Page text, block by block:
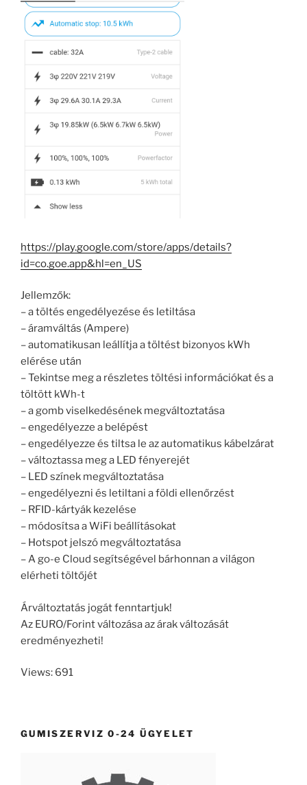
https://play.google.com/store/apps/details?
id=co.goe.app&hl=en_US
Jellemzők:
– a töltés engedélyezése és letiltása
– áramváltás (Ampere)
– automatikusan leállítja a töltést bizonyos kWh
elérése után
– Tekintse meg a részletes töltési információkat és a
töltött kWh-t
– a gomb viselkedésének megváltoztatása
– engedélyezze a belépést
– engedélyezze és tiltsa le az automatikus kábelzárat
– változtassa meg a LED fényerejét
– LED színek megváltoztatása
– engedélyezni és letiltani a földi ellenőrzést
– RFID-kártyák kezelése
– módosítsa a WiFi beállításokat
– Hotspot jelszó megváltoztatása
– A go-e Cloud segítségével bárhonnan a világon
elérheti töltőjét
Árváltoztatás jogát fenntartjuk!
Az EURO/Forint változása az árak változását
eredményezheti!
Views: 691
GUMISZERVIZ 0-24 ÜGYELET